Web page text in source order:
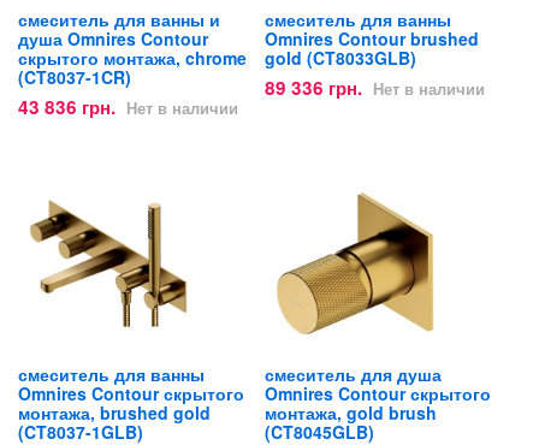
смеситель для ванны и
душа Omnires Contour
скрытого монтажа, chrome
(CT8037-1CR)
43 836 грн. Нет в наличии
смеситель для ванны
Omnires Contour brushed
gold (CT8033GLB)
89 336 грн. Нет в наличии
смеситель для ванны
Omnires Contour скрытого
монтажа, brushed gold
(CT8037-1GLB)
смеситель для душа
Omnires Contour скрытого
монтажа, gold brush
(CT8045GLB)